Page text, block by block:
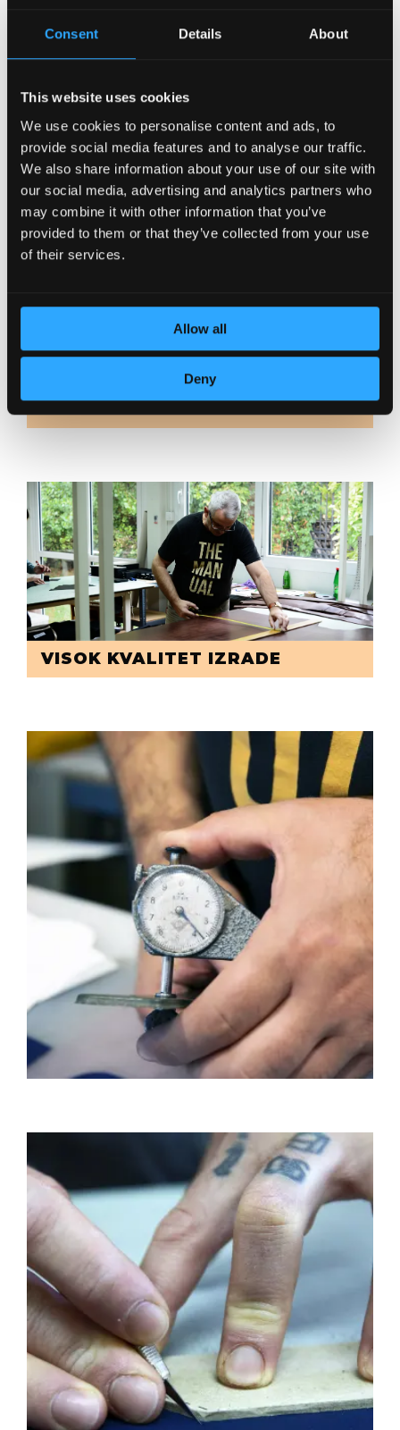
Consent Details About
This website uses cookies
We use cookies to personalise content and ads, to
provide social media features and to analyse our traffic.
We also share information about your use of our site with
our social media, advertising and analytics partners who
may combine it with other information that you’ve
provided to them or that they’ve collected from your use
of their services.
Allow all
Deny
POSVEĆENOST DETALJIMA
VISOK KVALITET IZRADE